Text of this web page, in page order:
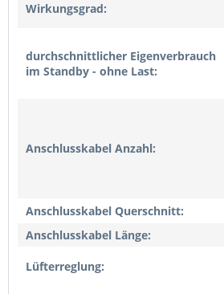
Wirkungsgrad:
durchschnittlicher Eigenverbrauch
im Standby - ohne Last:
Anschlusskabel Anzahl:
Anschlusskabel Querschnitt:
Anschlusskabel Länge:
Lüfterreglung: